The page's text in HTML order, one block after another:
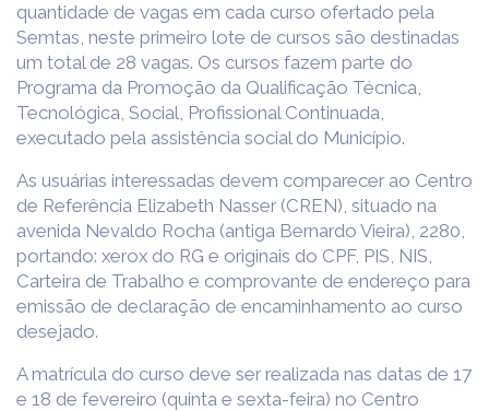
quantidade de vagas em cada curso ofertado pela
Semtas, neste primeiro lote de cursos são destinadas
um total de 28 vagas. Os cursos fazem parte do
Programa da Promoção da Qualificação Técnica,
Tecnológica, Social, Profissional Continuada,
executado pela assistência social do Município.
As usuárias interessadas devem comparecer ao Centro
de Referência Elizabeth Nasser (CREN), situado na
avenida Nevaldo Rocha (antiga Bernardo Vieira), 2280,
portando: xerox do RG e originais do CPF, PIS, NIS,
Carteira de Trabalho e comprovante de endereço para
emissão de declaração de encaminhamento ao curso
desejado.
A matrícula do curso deve ser realizada nas datas de 17
e 18 de fevereiro (quinta e sexta-feira) no Centro